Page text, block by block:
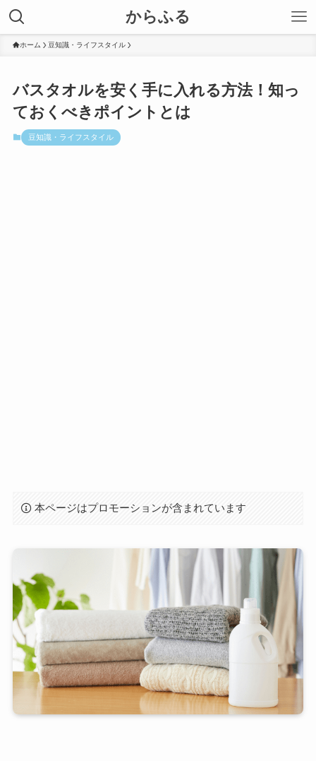
からふる
ホーム 豆知識・ライフスタイル
バスタオルを安く手に入れる方法！知っ
ておくべきポイントとは
豆知識・ライフスタイル
本ページはプロモーションが含まれています